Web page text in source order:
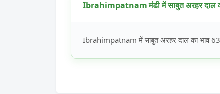
Ibrahimpatnam मंडी में साबुत अरहर दाल
Ibrahimpatnam में साबुत अरहर दाल का भाव